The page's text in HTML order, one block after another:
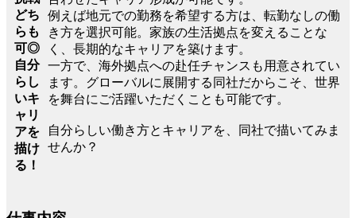
どち
らも
可◎
自分
らし
いキ
ャリ
アを
描け
る！
例えば地元での勤務を希望する方は、転勤なしの働
き方を選択可能。家族の生活拠点を変えることな
く、長期的なキャリアを築けます。
一方で、海外拠点への赴任チャンスも用意されてい
ます。グローバルに展開する同社だからこそ、世界
を舞台にご活躍いただくことも可能です。
自分らしい働き方とキャリアを、同社で描いてみま
せんか？